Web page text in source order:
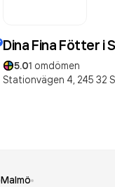
Dina Fina Fötter i
5.01 omdömen
Stationvägen 4, 245 32
Malmö